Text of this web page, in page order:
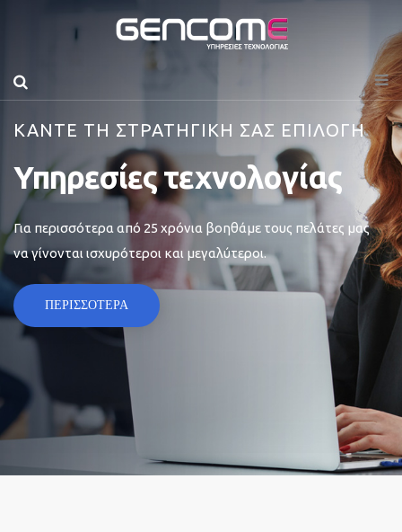
ΚΑΝΤΕ ΤΗ ΣΤΡΑΤΗΓΙΚΗ ΣΑΣ ΕΠΙΛΟΓΗ
Υπηρεσίες τεχνολογίας
Για περισσότερα από 25 χρόνια βοηθάμε τους πελάτες μας
να γίνονται ισχυρότεροι και μεγαλύτεροι.
ΠΕΡΙΣΣΟΤΕΡΑ